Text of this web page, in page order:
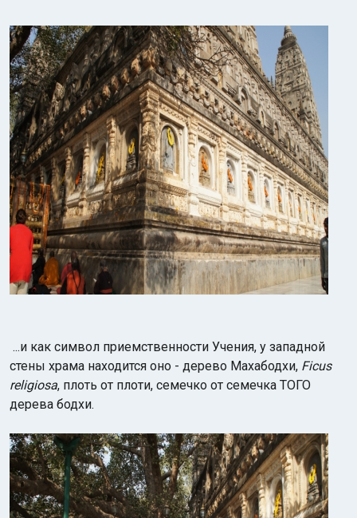
...и как символ приемственности Учения, у западной
стены храма находится оно - дерево Махабодхи, Ficus
religiosa, плоть от плоти, семечко от семечка ТОГО
дерева бодхи.